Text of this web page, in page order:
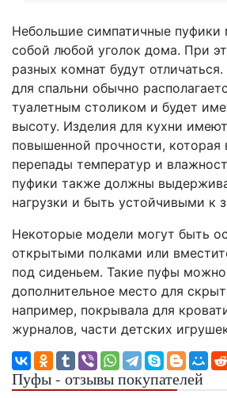
Небольшие симпатичные пуфики
собой любой уголок дома. При
разных комнат будут
для спальни обычно
туалетным столиком и будет
высоту. Изделия для кухни
повышенной прочности, которая
перепады температур и
пуфики также должны
нагрузки и быть устойчивыми к
Некоторые модели могут быть
открытыми полками или
под сиденьем. Такие пуфы можно
дополнительное место для
например, покрывала для
журналов, части детских
Пуфы - отзывы покупателей